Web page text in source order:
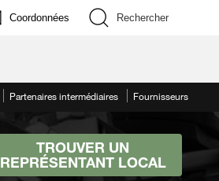
Coordonnées Rechercher
Partenaires intermédiaires Fournisseurs
TROUVER UN
REPRÉSENTANT LOCAL